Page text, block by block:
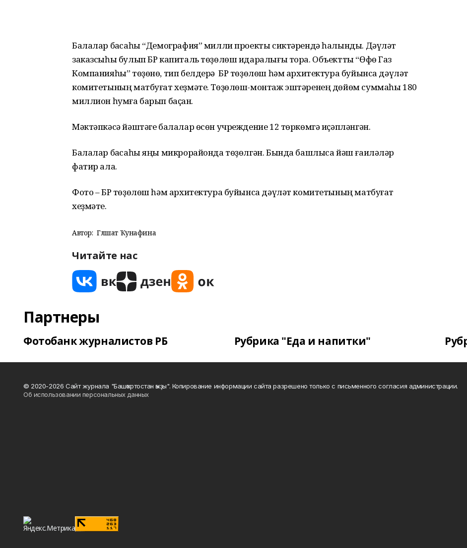
Балалар баҡсаһы “Демография” милли проекты сиктәрендә һалынды. Дәүләт
заказсыһы булып БР капиталь төҙөлөш идаралығы тора. Объектты “Өфө Газ
Компанияһы” төҙөнө, тип белдерә БР төҙөлөш һәм архитектура буйынса дәүләт
комитетының матбуғат хеҙмәте. Төҙөлөш-монтаж эштәренең дөйөм суммаһы 180
миллион һумға барып баҫҡан.
Мәктәпкәсә йәштәге балалар өсөн учреждение 12 төркөмгә иҫәпләнгән.
Балалар баҡсаһы яңы микрорайонда төҙөлгән. Бында башлыса йәш ғаиләләр
фатир ала.
Фото – БР төҙөлөш һәм архитектура буйынса дәүләт комитетының матбуғат
хеҙмәте.
Автор: Гөлшат Ҡунафина
Читайте нас
Партнеры
Фотобанк журналистов РБ Рубрика "Еда и напитки"
© 2020-2026 Сайт журнала "Башҡортостан ҡыҙы". Копирование информации сайта разрешено только с письменного согласия администрации.
Об использовании персональных данных